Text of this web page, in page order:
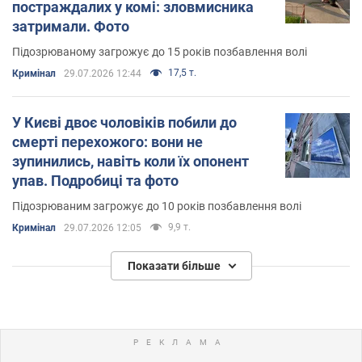
постраждалих у комі: зловмисника
затримали. Фото
Підозрюваному загрожує до 15 років позбавлення волі
Кримінал 29.07.2026 12:44 17,5 т.
У Києві двоє чоловіків побили до
смерті перехожого: вони не
зупинились, навіть коли їх опонент
упав. Подробиці та фото
Підозрюваним загрожує до 10 років позбавлення волі
Кримінал 29.07.2026 12:05 9,9 т.
Показати більше